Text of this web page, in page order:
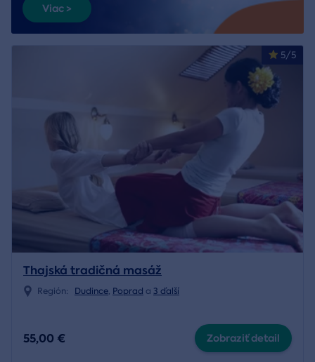
Viac >
5/5
Thajská tradičná masáž
Región: Dudince, Poprad a 3 ďalší
55,00 € Zobraziť detail